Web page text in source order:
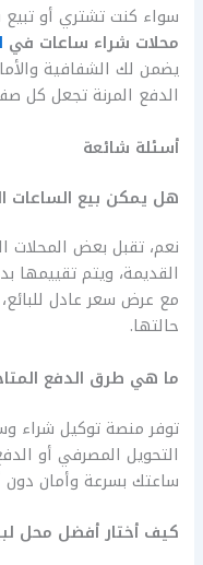
سواء كنت تشتري أو
محلات شراء ساعات في
يضمن لك الشفافية
الدفع المرنة تجعل كل
أسئلة شائعة
هل يمكن بيع الساعات
نعم، تقبل بعض المحلات
القديمة، ويتم تقييمها
مع عرض سعر عادل
حالتها.
ما هي طرق الدفع
توفر منصة توكيل شراء
التحويل المصرفي أو
ساعتك بسرعة وأمان
كيف أختار أفضل محل